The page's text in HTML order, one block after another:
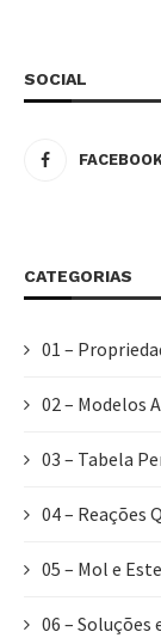
SOCIAL
CATEGORIAS
01 –
02 – Modelos
03 – Tabela
04 – Reações
05 – Mol e
06 – Soluções